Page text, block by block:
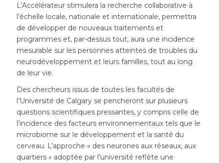
L’Accélérateur stimulera la recherche collaborative à
l’échelle locale, nationale et internationale, permettra
de développer de nouveaux traitements et
programmes et, par-dessus tout, aura une incidence
mesurable sur les personnes atteintes de troubles du
neurodéveloppement et leurs familles, tout au long
de leur vie.
Des chercheurs issus de toutes les facultés de
l’Université de Calgary se pencheront sur plusieurs
questions scientifiques pressantes, y compris celle de
l’incidence des facteurs environnementaux tels que le
microbiome sur le développement et la santé du
cerveau. L’approche « des neurones aux réseaux, aux
quartiers » adoptée par l’université reflète une